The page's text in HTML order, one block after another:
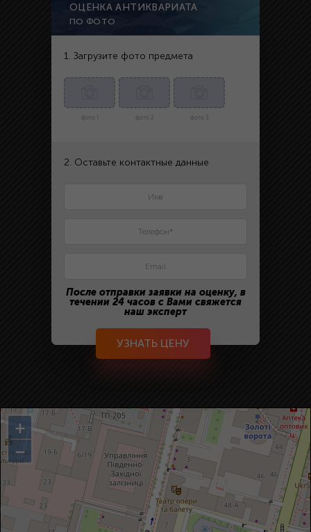
ОЦЕНКА АНТИКВАРИАТА
ПО ФОТО
1. Загрузите фото предмета
фото 1 фото 2 фото 3
2. Оставьте контактные данные
После отправки заявки на оценку, в
течении 24 часов с Вами свяжется
наш эксперт
УЗНАТЬ ЦЕНУ
+
−